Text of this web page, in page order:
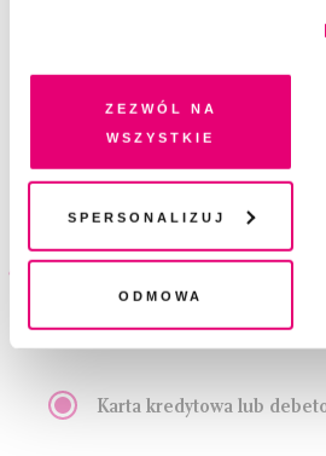
dobrowolną zgodę na pliki cookies
pokrewne, zgadzasz się na
na Twoim urządzeniu końcowym
przetwarzanie danych. Zgodę na
chwili wycofać lub ponowić w
plików cookie". Wycofanie zgody
legalność przetwarzania danych
Zezwól na
wszystkie
Spersonalizuj
Odmowa
+ 5 zł do każdego numeru (60
Poczta Polska
Darmowa dostawa
Metoda płatności
Karta kredytowa lub